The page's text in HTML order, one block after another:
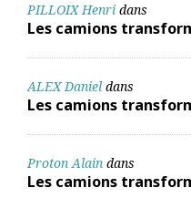
PILLOIX Henri dans
Les camions
ALEX Daniel dans
Les camions
Proton Alain dans
Les camions